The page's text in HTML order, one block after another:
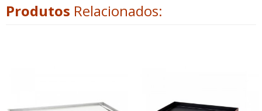
Produtos Relacionados: